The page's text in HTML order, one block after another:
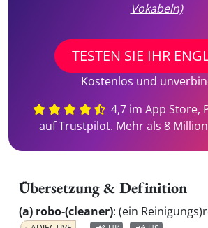
Vokabeln)
TESTEN SIE IHR
Kostenlos und
4,7 im App Store,
auf Trustpilot. Mehr als 8
Übersetzung & Definition
(a) robo-(cleaner): (ein